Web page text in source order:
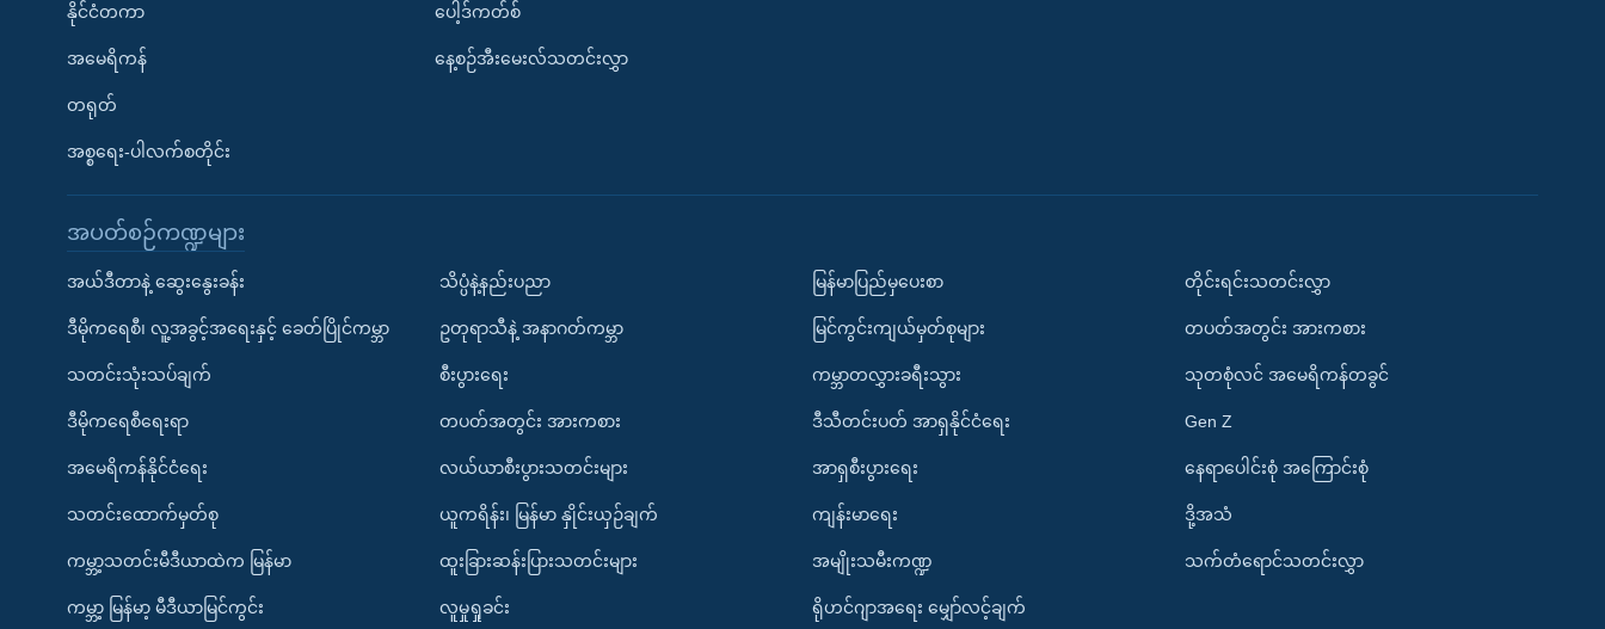
နိုင်ငံတကာ
အမေရိကန်
တရုတ်
အစ္စရေး-ပါလက်စတိုင်း
ပေါ့ဒ်ကတ်စ်
နေ့စဉ်အီးမေးလ်သတင်းလွှာ
အပတ်စဉ်ကဏ္ဍများ
အယ်ဒီတာနဲ့ ဆွေးနွေးခန်း
ဒီမိုကရေစီ၊ လူ့အခွင့်အရေးနှင့် ခေတ်ပြိုင်ကမ္ဘာ
သတင်းသုံးသပ်ချက်
ဒီမိုကရေစီရေးရာ
အမေရိကန်နိုင်ငံရေး
သတင်းထောက်မှတ်စု
ကမ္ဘာ့သတင်းမီဒီယာထဲက မြန်မာ
ကမ္ဘာ့ မြန်မာ့ မီဒီယာမြင်ကွင်း
သိပ္ပံနဲ့နည်းပညာ
ဥတုရာသီနဲ့ အနာဂတ်ကမ္ဘာ
စီးပွားရေး
တပတ်အတွင်း အားကစား
လယ်ယာစီးပွားသတင်းများ
ယူကရိန်း၊ မြန်မာ နှိုင်းယှဉ်ချက်
ထူးခြားဆန်းပြားသတင်းများ
လူမှုရှုခင်း
မြန်မာပြည်မှပေးစာ
မြင်ကွင်းကျယ်မှတ်စုများ
ကမ္ဘာတလွှားခရီးသွား
ဒီသီတင်းပတ် အာရှနိုင်ငံရေး
အာရှစီးပွားရေး
ကျန်းမာရေး
အမျိုးသမီးကဏ္ဍ
ရိုဟင်ဂျာအရေး မျှော်လင့်ချက်
တိုင်းရင်းသတင်းလွှာ
တပတ်အတွင်း အားကစား
သုတစုံလင် အမေရိကန်တခွင်
Gen Z
နေရာပေါင်းစုံ အကြောင်းစုံ
ဒို့အသံ
သက်တံရောင်သတင်းလွှာ